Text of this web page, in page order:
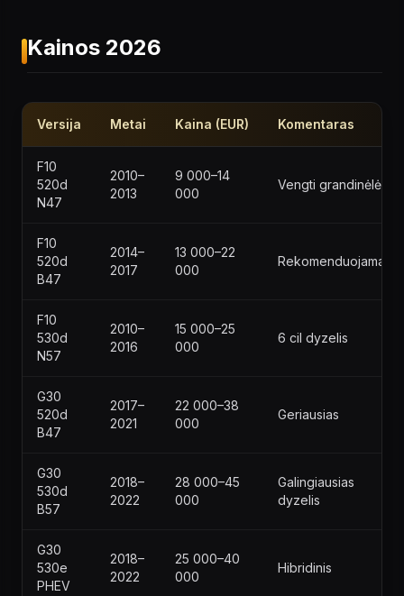
Kainos 2026
Versija Metai Kaina (EUR) Komentaras
F10
520d
N47
2010–
2013
9 000–14
000
Vengti grandinėlės
F10
520d
B47
2014–
2017
13 000–22
000
Rekomenduojamas
F10
530d
N57
2010–
2016
15 000–25
000
6 cil dyzelis
G30
520d
B47
2017–
2021
22 000–38
000
Geriausias
G30
530d
B57
2018–
2022
28 000–45
000
Galingiausias
dyzelis
G30
530e
PHEV
2018–
2022
25 000–40
000
Hibridinis